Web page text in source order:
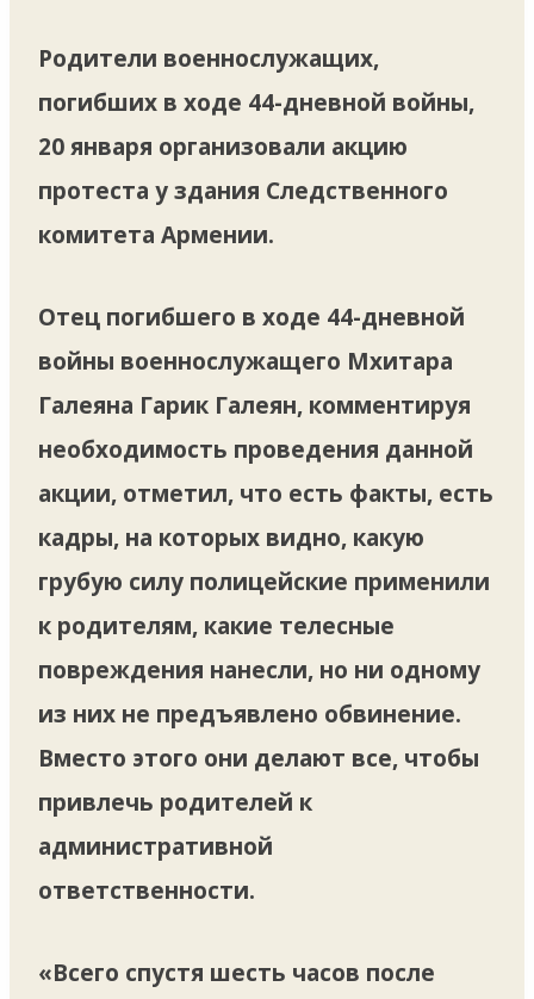
Родители военнослужащих,
погибших в ходе 44-дневной войны,
20 января организовали акцию
протеста у здания Следственного
комитета Армении.
Отец погибшего в ходе 44-дневной
войны военнослужащего Мхитара
Галеяна Гарик Галеян, комментируя
необходимость проведения данной
акции, отметил, что есть факты, есть
кадры, на которых видно, какую
грубую силу полицейские применили
к родителям, какие телесные
повреждения нанесли, но ни одному
из них не предъявлено обвинение.
Вместо этого они делают все, чтобы
привлечь родителей к
административной
ответственности.
«Всего спустя шесть часов после